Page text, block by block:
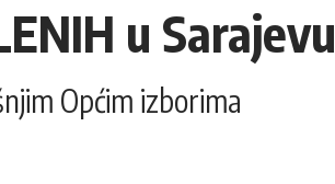
u Sarajevu
Općim izborima